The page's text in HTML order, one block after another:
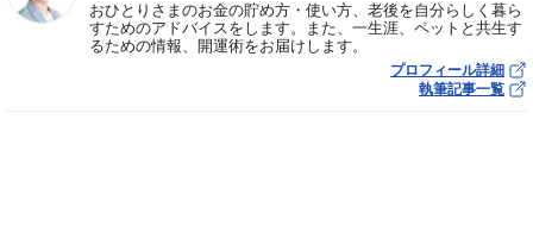
おひとりさまのお金の貯め方・使い方、老後を自分らしく暮ら
すためのアドバイスをします。また、一生涯、ペットと共生す
るための情報、開運術をお届けします。
プロフィール詳細
執筆記事一覧